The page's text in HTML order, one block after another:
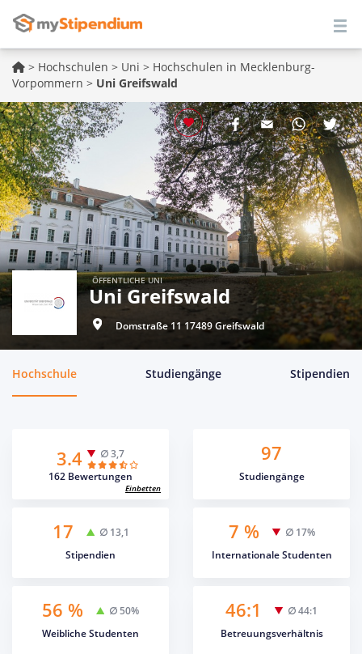
> Hochschulen > Uni > Hochschulen in Mecklenburg-
Vorpommern > Uni Greifswald
ÖFFENTLICHE UNI
Uni Greifswald
Domstraße 11 17489 Greifswald
Hochschule Studiengänge Stipendien
3.4
∅ 3,7
162 Bewertungen
Einbetten
97
Studiengänge
17
∅ 13,1
Stipendien
7 %
∅ 17%
Internationale Studenten
56 %
∅ 50%
Weibliche Studenten
46:1
∅ 44:1
Betreuungsverhältnis